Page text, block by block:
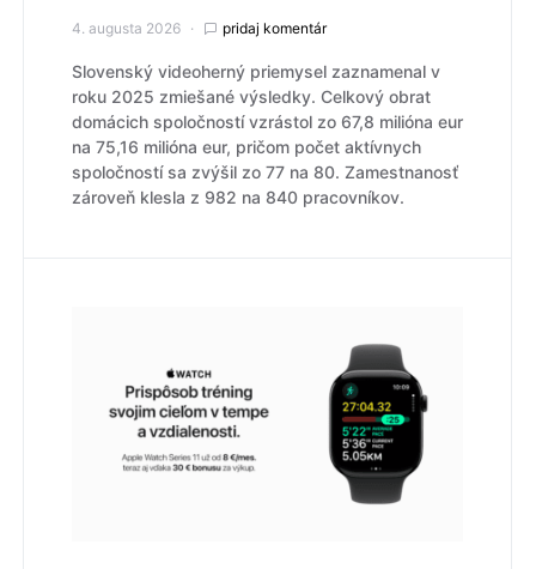
4. augusta 2026 pridaj komentár
Slovenský videoherný priemysel zaznamenal v
roku 2025 zmiešané výsledky. Celkový obrat
domácich spoločností vzrástol zo 67,8 milióna eur
na 75,16 milióna eur, pričom počet aktívnych
spoločností sa zvýšil zo 77 na 80. Zamestnanosť
zároveň klesla z 982 na 840 pracovníkov.